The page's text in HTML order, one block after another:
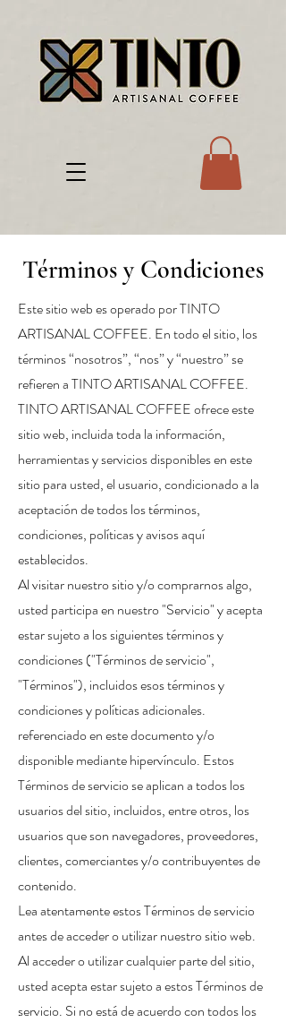
Términos y Condiciones
Este sitio web es operado por TINTO
ARTISANAL COFFEE. En todo el sitio, los
términos “nosotros”, “nos” y “nuestro” se
refieren a TINTO ARTISANAL COFFEE.
TINTO ARTISANAL COFFEE ofrece este
sitio web, incluida toda la información,
herramientas y servicios disponibles en este
sitio para usted, el usuario, condicionado a la
aceptación de todos los términos,
condiciones, políticas y avisos aquí
establecidos.
Al visitar nuestro sitio y/o comprarnos algo,
usted participa en nuestro "Servicio" y acepta
estar sujeto a los siguientes términos y
condiciones ("Términos de servicio",
"Términos"), incluidos esos términos y
condiciones y políticas adicionales.
referenciado en este documento y/o
disponible mediante hipervínculo. Estos
Términos de servicio se aplican a todos los
usuarios del sitio, incluidos, entre otros, los
usuarios que son navegadores, proveedores,
clientes, comerciantes y/o contribuyentes de
contenido.
Lea atentamente estos Términos de servicio
antes de acceder o utilizar nuestro sitio web.
Al acceder o utilizar cualquier parte del sitio,
usted acepta estar sujeto a estos Términos de
servicio. Si no está de acuerdo con todos los